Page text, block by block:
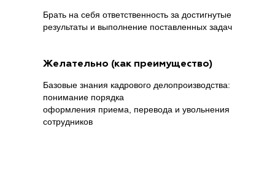
Брать на себя ответственность за достигнутые
результаты и выполнение поставленных задач
Желательно (как преимущество)
Базовые знания кадрового делопроизводства:
понимание порядка
оформления приема, перевода и увольнения
сотрудников